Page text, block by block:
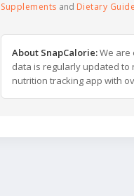
Supplements and Dietary
About SnapCalorie:We are
data is regularly updated to
nutrition tracking app with